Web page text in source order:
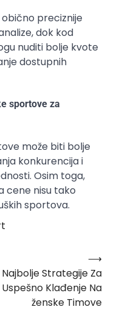
preciznije
dok kod
nuditi bolje kvote
dostupnih
sportove za
može biti bolje
konkurencija i
Osim toga,
cene nisu tako
sportova.
Najbolje Strategije Za
Uspešno Klađenje Na
ženske Timove
⟶